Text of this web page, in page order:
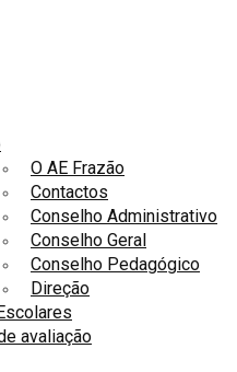
O AE Frazão
Contactos
Conselho Administrativo
Conselho Geral
Conselho Pedagógico
Direção
avaliação